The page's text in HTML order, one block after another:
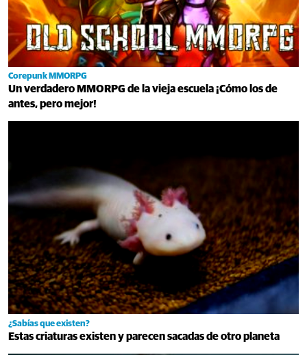
Corepunk MMORPG
Un verdadero MMORPG de la vieja escuela ¡Cómo los de
antes, pero mejor!
¿Sabías que existen?
Estas criaturas existen y parecen sacadas de otro planeta